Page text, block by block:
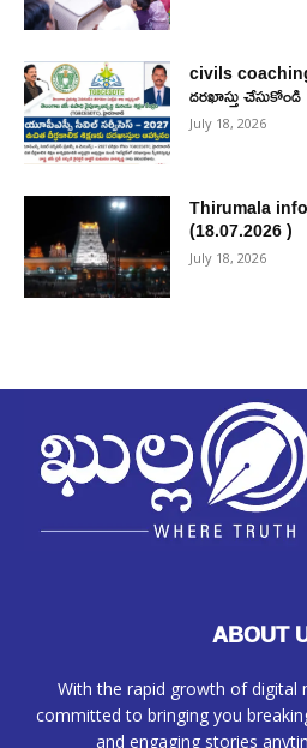
civils coaching
ద‌ర‌ఖాస్తు చేసుకోండి
July 18, 2026
Thirumala
(18.07.2026 )
July 18, 2026
ABOUT
With the rapid growth of digital
committed to bringing you
and engaging stories